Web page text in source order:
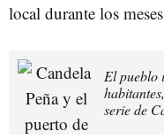
local durante los
El pueblo
serie de